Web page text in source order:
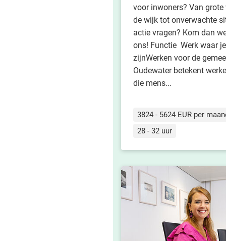
voor inwoners? Van
de wijk tot onverwachte
actie vragen? Kom dan
ons! Functie Werk waar
zijnWerken voor de
Oudewater betekent
die mens...
3824 - 5624 EUR per
28 - 32 uur